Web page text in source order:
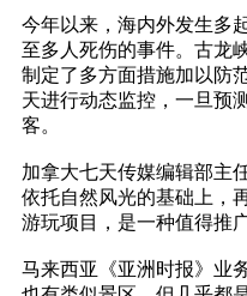
今年以来，海内外发生多
至多人死伤的事件。古龙
制定了多方面措施加以防
天进行动态监控，一旦预
客。
加拿大七天传媒编辑部主
依托自然风光的基础上，
游玩项目，是一种值得推
马来西亚《亚洲时报》业